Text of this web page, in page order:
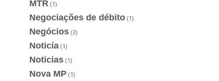
MTR (1)
Negociações de débito (1)
Negócios (3)
Noticía (1)
Noticias (1)
Nova MP (1)